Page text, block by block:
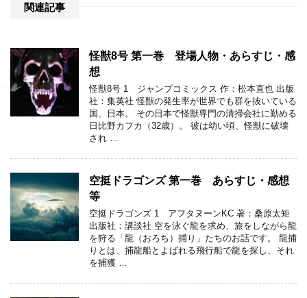
関連記事
怪獣8号 第一巻 登場人物・あらすじ・感
想
怪獣8号 1 ジャンプコミックス 作：松本直也 出版
社：集英社 怪獣の発生率が世界でも群を抜いている
国、日本。 その日本で怪獣専門の清掃会社に勤める
日比野カフカ（32歳）。 彼は幼い頃、怪獣に破壊
され …
空挺ドラゴンズ 第一巻 あらすじ・感想
等
空挺ドラゴンズ 1 アフタヌーンKC 著：桑原太矩
出版社：講談社 空を泳ぐ龍を求め、旅をしながら龍
を狩る「龍（おろち）捕り」たちのお話です。 龍捕
りとは、捕龍船とよばれる飛行船で龍を探し、それ
を捕獲 …